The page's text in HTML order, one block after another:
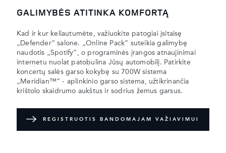
GALIMYBĖS ATITINKA KOMFORTĄ
Kad ir kur keliautumėte, važiuokite patogiai įsitaisę
„Defender” salone. „Online Pack” suteikia galimybę
naudotis „Spotify”, o programinės įrangos atnaujinimai
internetu nuolat patobulina Jūsų automobilį. Patirkite
koncertų salės garso kokybę su 700W sistema
„Meridian™” - aplinkinio garso sistema, užtikrinančia
krištolo skaidrumo aukštus ir sodrius žemus garsus.
REGISTRUOTIS BANDOMAJAM VAŽIAVIMUI